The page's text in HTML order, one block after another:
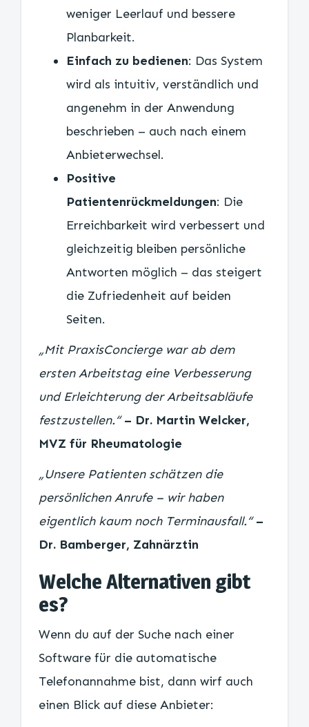
weniger Leerlauf und bessere
Planbarkeit.
Einfach zu bedienen: Das System
wird als intuitiv, verständlich und
angenehm in der Anwendung
beschrieben – auch nach einem
Anbieterwechsel.
Positive
Patientenrückmeldungen: Die
Erreichbarkeit wird verbessert und
gleichzeitig bleiben persönliche
Antworten möglich – das steigert
die Zufriedenheit auf beiden
Seiten.
„Mit PraxisConcierge war ab dem
ersten Arbeitstag eine Verbesserung
und Erleichterung der Arbeitsabläufe
festzustellen.“– Dr. Martin Welcker,
MVZ für Rheumatologie
„Unsere Patienten schätzen die
persönlichen Anrufe – wir haben
eigentlich kaum noch Terminausfall.“–
Dr. Bamberger, Zahnärztin
Welche Alternativen gibt
es?
Wenn du auf der Suche nach einer
Software für die automatische
Telefonannahme bist, dann wirf auch
einen Blick auf diese Anbieter: